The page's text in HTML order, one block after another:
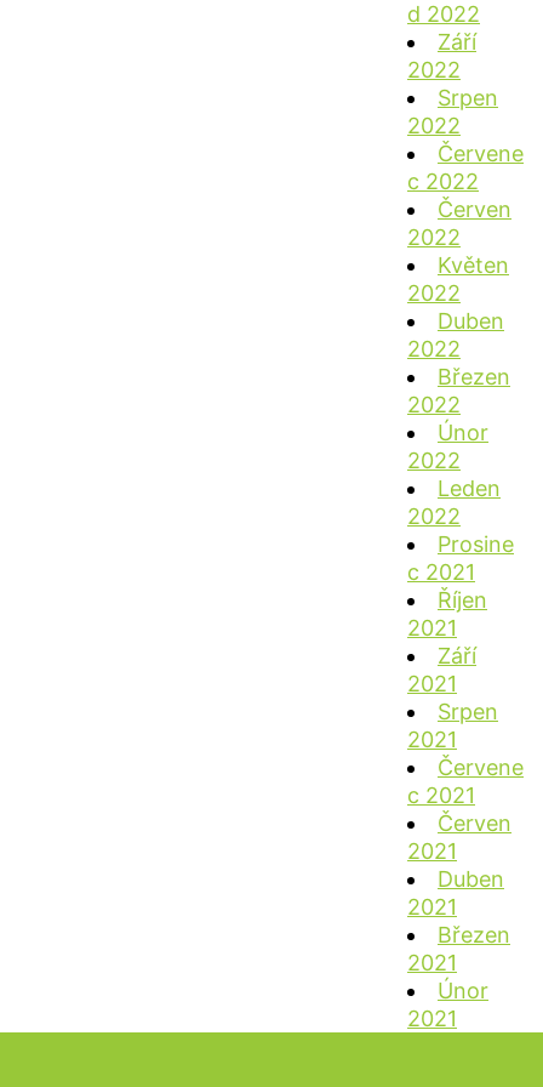
d 2022
Září
2022
Srpen
2022
Červene
c 2022
Červen
2022
Květen
2022
Duben
2022
Březen
2022
Únor
2022
Leden
2022
Prosine
c 2021
Říjen
2021
Září
2021
Srpen
2021
Červene
c 2021
Červen
2021
Duben
2021
Březen
2021
Únor
2021